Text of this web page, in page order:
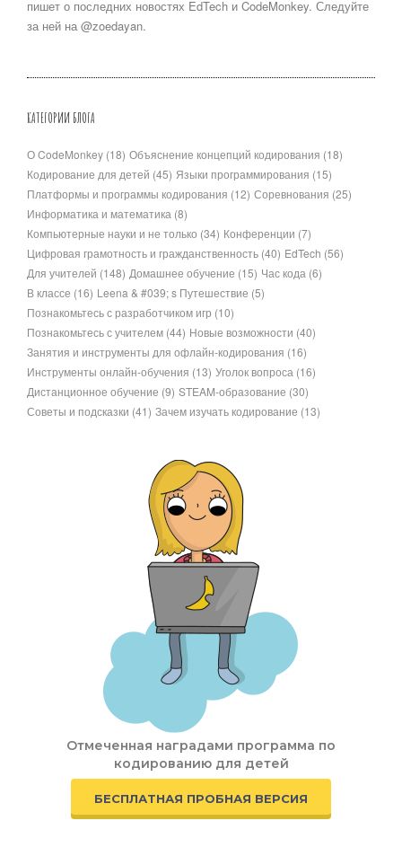
пишет о последних новостях EdTech и CodeMonkey. Следуйте
за ней на @zoedayan.
КАТЕГОРИИ БЛОГА
О CodeMonkey (18) Объяснение концепций кодирования (18)
Кодирование для детей (45) Языки программирования (15)
Платформы и программы кодирования (12) Соревнования (25)
Информатика и математика (8)
Компьютерные науки и не только (34) Конференции (7)
Цифровая грамотность и гражданственность (40) EdTech (56)
Для учителей (148) Домашнее обучение (15) Час кода (6)
В классе (16) Leena & #039; s Путешествие (5)
Познакомьтесь с разработчиком игр (10)
Познакомьтесь с учителем (44) Новые возможности (40)
Занятия и инструменты для офлайн-кодирования (16)
Инструменты онлайн-обучения (13) Уголок вопроса (16)
Дистанционное обучение (9) STEAM-образование (30)
Советы и подсказки (41) Зачем изучать кодирование (13)
Отмеченная наградами программа по
кодированию для детей
БЕСПЛАТНАЯ ПРОБНАЯ ВЕРСИЯ